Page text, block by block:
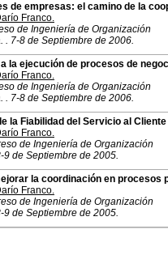
de empresas: el camino de la
Franco.
de Ingeniería de Organización
. 7-8 de Septiembre de 2006.
la ejecución de procesos de
Franco.
de Ingeniería de Organización
. 7-8 de Septiembre de 2006.
la Fiabilidad del Servicio al
Franco.
de Ingeniería de Organización
9 de Septiembre de 2005.
la coordinación en procesos
Franco.
de Ingeniería de Organización
9 de Septiembre de 2005.